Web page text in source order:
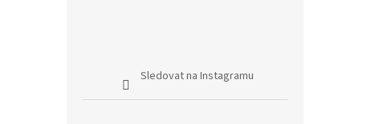
Sledovat na Instagramu